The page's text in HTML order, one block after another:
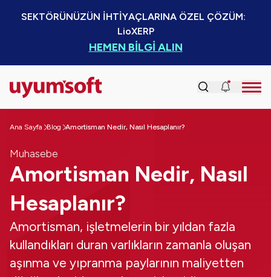
SEKTÖRÜNÜZÜN İHTİYAÇLARINA ÖZEL ÇÖZÜM:
LioXERP
HEMEN BİLGİ ALIN
Ana Sayfa Blog Amortisman Nedir, Nasıl Hesaplanır?
Muhasebe
Amortisman Nedir, Nasıl
Hesaplanır?
Amortisman, işletmelerin bir yıldan fazla
kullandıkları duran varlıkların zamanla oluşan
aşınma ve yıpranma paylarının maliyetten